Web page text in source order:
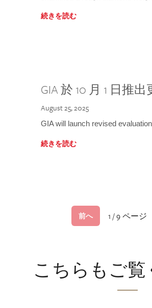
続きを読む
GIA 於 10 月 1 日推
August 25, 2025
GIA will launch revised
続きを読む
前へ 1 / 9 ページ
こちらもご覧